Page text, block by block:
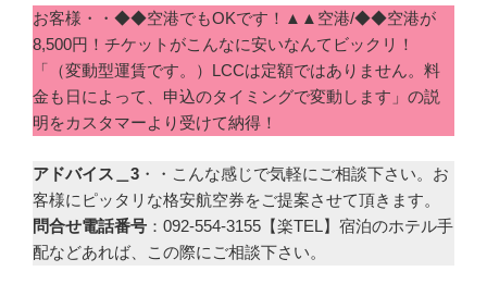
お客様・・◆◆空港でもOKです！▲▲空港/◆◆空港が
8,500円！チケットがこんなに安いなんてビックリ！
「（変動型運賃です。）LCCは定額ではありません。料
金も日によって、申込のタイミングで変動します」の説
明をカスタマーより受けて納得！
アドバイス＿3 ・・こんな感じで気軽にご相談下さい。お
客様にピッタリな格安航空券をご提案させて頂きます。
問合せ電話番号 ：092-554-3155【楽TEL】宿泊のホテル手
配などあれば、この際にご相談下さい。